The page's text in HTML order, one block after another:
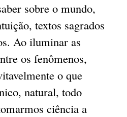
sobre o mundo,
textos sagrados
Ao iluminar as
os fenômenos,
o que
natural, todo
ciência a